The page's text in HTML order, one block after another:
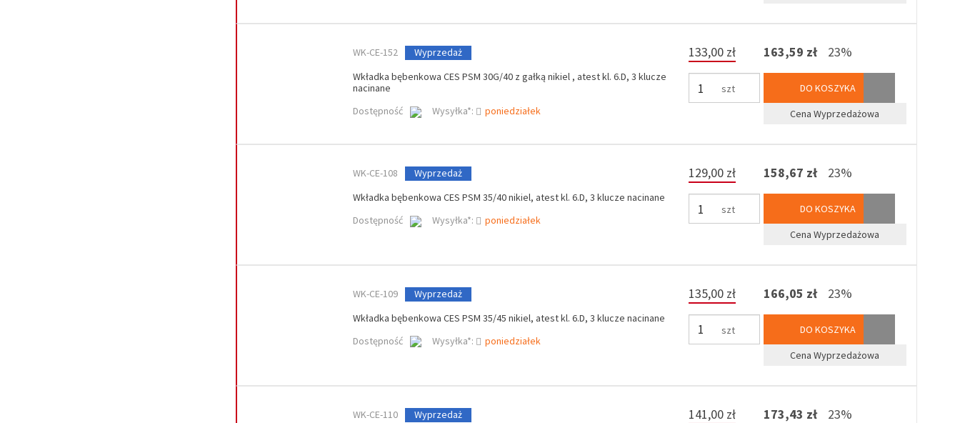
WK-CE-152
Wyprzedaż
Wkładka bębenkowa CES PSM 30G/40 z gałką nikiel , atest kl. 6.D, 3 klucze
nacinane
Dostępność
Wysyłka*: poniedziałek
133,00 zł
szt
163,59 zł 23%
DO KOSZYKA
Cena Wyprzedażowa
WK-CE-108
Wyprzedaż
Wkładka bębenkowa CES PSM 35/40 nikiel, atest kl. 6.D, 3 klucze nacinane
Dostępność
Wysyłka*: poniedziałek
129,00 zł
szt
158,67 zł 23%
DO KOSZYKA
Cena Wyprzedażowa
WK-CE-109
Wyprzedaż
Wkładka bębenkowa CES PSM 35/45 nikiel, atest kl. 6.D, 3 klucze nacinane
Dostępność
Wysyłka*: poniedziałek
135,00 zł
szt
166,05 zł 23%
DO KOSZYKA
Cena Wyprzedażowa
WK-CE-110
Wyprzedaż
141,00 zł 173,43 zł 23%